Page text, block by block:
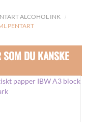
ALCOHOL INK
PENTART
DU KANSKE